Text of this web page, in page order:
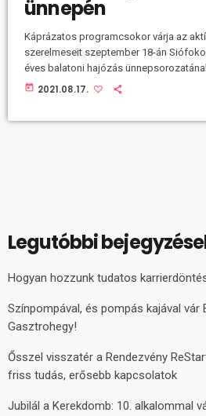
ünnepén
Káprázatos programcsokor várja az
szerelmeseit szeptember 18-án
éves balatoni hajózás
szórakoztatja a közönséget online és
today 2021.08.17.
Legutóbbi
Hogyan hozzunk tudatos
Színpompával, és pompás kajával vár
Gasztrohegy!
Ősszel visszatér a Rendezvény
friss tudás, erősebb kapcsolatok
Jubilál a Kerekdomb: 10. alkalommal